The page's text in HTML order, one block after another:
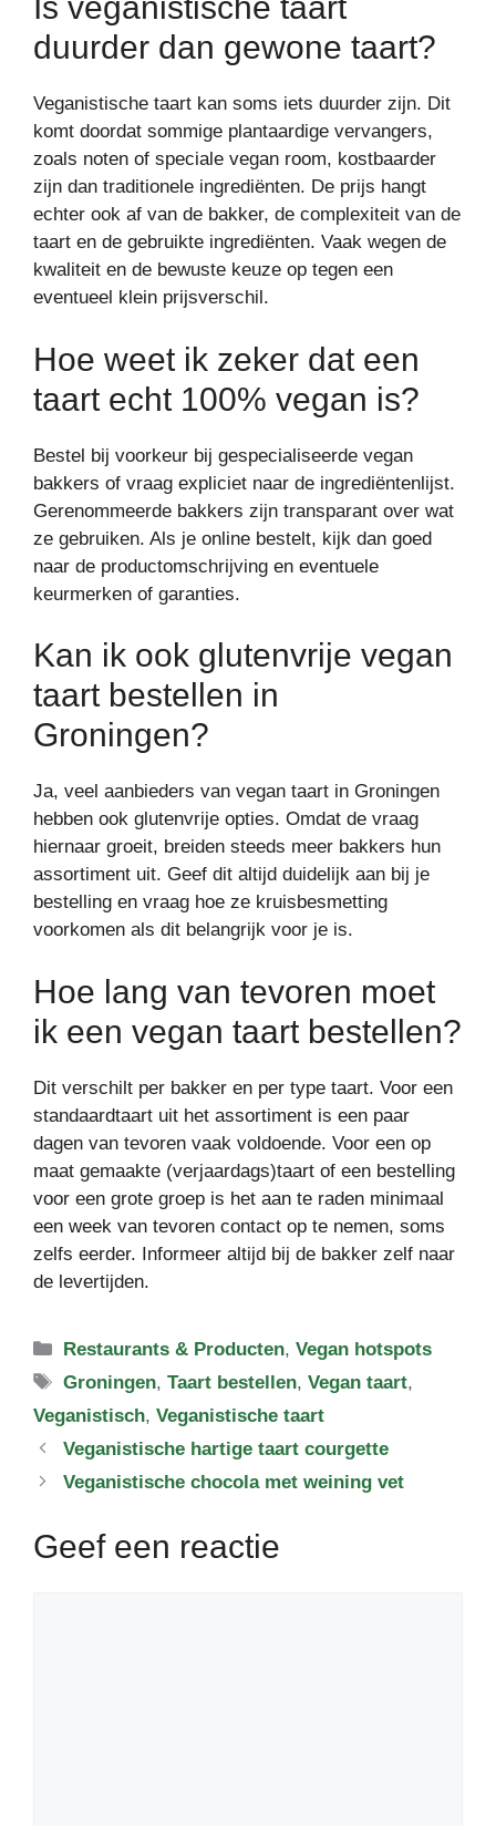
Is veganistische taart
duurder dan gewone taart?
Veganistische taart kan soms iets duurder zijn. Dit
komt doordat sommige plantaardige vervangers,
zoals noten of speciale vegan room, kostbaarder
zijn dan traditionele ingrediënten. De prijs hangt
echter ook af van de bakker, de complexiteit van de
taart en de gebruikte ingrediënten. Vaak wegen de
kwaliteit en de bewuste keuze op tegen een
eventueel klein prijsverschil.
Hoe weet ik zeker dat een
taart echt 100% vegan is?
Bestel bij voorkeur bij gespecialiseerde vegan
bakkers of vraag expliciet naar de ingrediëntenlijst.
Gerenommeerde bakkers zijn transparant over wat
ze gebruiken. Als je online bestelt, kijk dan goed
naar de productomschrijving en eventuele
keurmerken of garanties.
Kan ik ook glutenvrije vegan
taart bestellen in
Groningen?
Ja, veel aanbieders van vegan taart in Groningen
hebben ook glutenvrije opties. Omdat de vraag
hiernaar groeit, breiden steeds meer bakkers hun
assortiment uit. Geef dit altijd duidelijk aan bij je
bestelling en vraag hoe ze kruisbesmetting
voorkomen als dit belangrijk voor je is.
Hoe lang van tevoren moet
ik een vegan taart bestellen?
Dit verschilt per bakker en per type taart. Voor een
standaardtaart uit het assortiment is een paar
dagen van tevoren vaak voldoende. Voor een op
maat gemaakte (verjaardags)taart of een bestelling
voor een grote groep is het aan te raden minimaal
een week van tevoren contact op te nemen, soms
zelfs eerder. Informeer altijd bij de bakker zelf naar
de levertijden.
Categorieën
Restaurants & Producten,Vegan hotspots
Tags
Groningen,Taart bestellen,Vegan taart,
Veganistisch, Veganistische taart
Veganistische hartige taart courgette
Veganistische chocola met weining vet
Geef een reactie